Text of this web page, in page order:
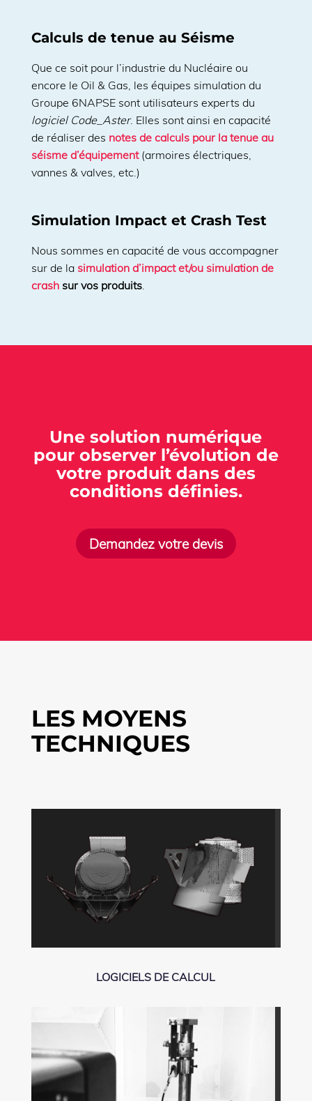
Calculs de tenue au Séisme
Que ce soit pour l’industrie du Nucléaire ou
encore le Oil & Gas, les équipes simulation du
Groupe 6NAPSE sont utilisateurs experts du
logiciel Code_Aster. Elles sont ainsi en capacité
de réaliser des notes de calculs pour la tenue au
séisme d’équipement(armoires électriques,
vannes & valves, etc.)
Simulation Impact et Crash Test
Nous sommes en capacité de vous accompagner
sur de la simulation d’impact et/ou simulation de
crashsur vos produits.
Une solution numérique
pour observer l’évolution de
votre produit dans des
conditions définies.
Demandez votre devis
LES MOYENS
TECHNIQUES
LOGICIELS DE CALCUL